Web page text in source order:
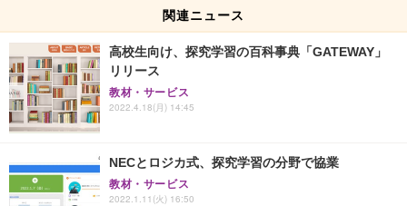
関連ニュース
高校生向け、探究学習の百科事典「GATEWAY」
リリース
教材・サービス
2022.4.18(月) 14:45
NECとロジカ式、探究学習の分野で協業
教材・サービス
2022.1.11(火) 16:50